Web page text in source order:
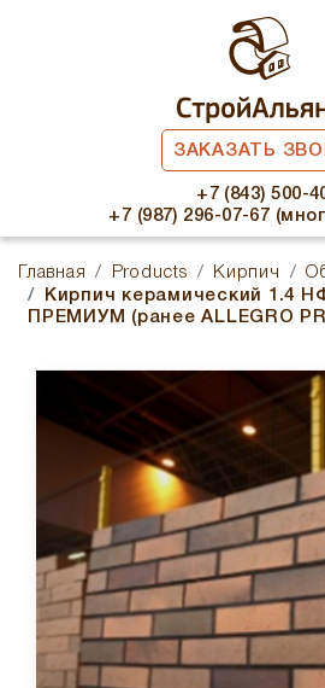
ЗАКАЗАТЬ
+7 (843) 500-
+7 (987) 296-07-67
Главная Products Кирпич
Кирпич керамический 1.4
ПРЕМИУМ (ранее ALLEGRO